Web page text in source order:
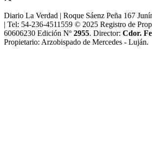
Diario La Verdad | Roque Sáenz Peña 167
| Tel: 54-236-4511559 © 2025 Registro de
60606230 Edición Nº 2955. Director:​ Cdor.
Propietario:​ Arzobispado de Mercedes - Luján.